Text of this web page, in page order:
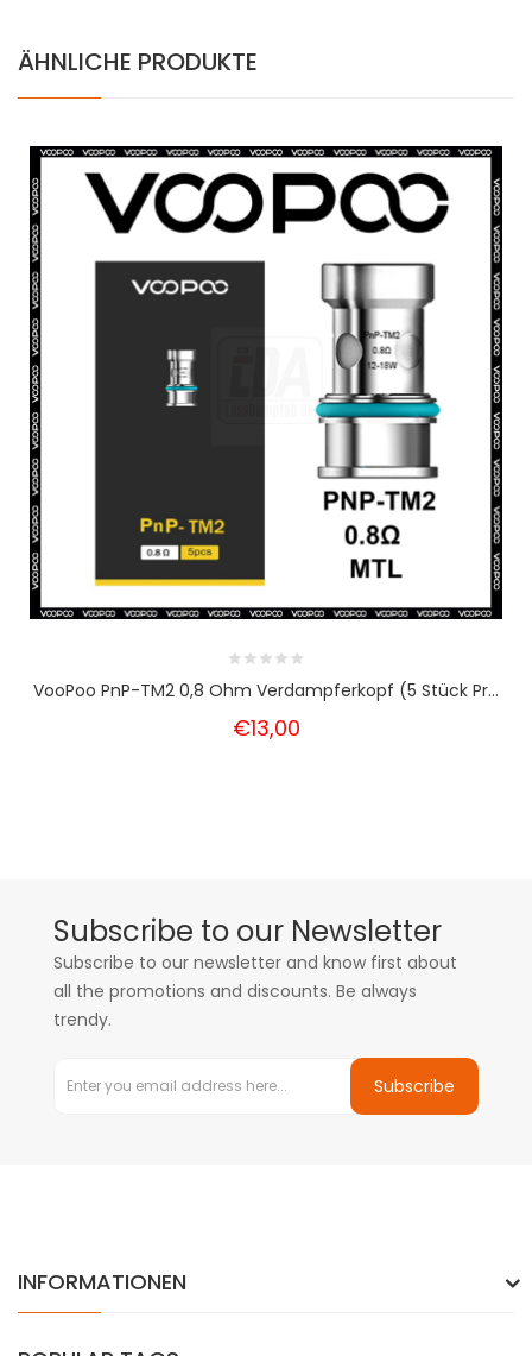
ÄHNLICHE PRODUKTE
VooPoo PnP-TM2 0,8 Ohm Verdampferkopf (5 Stück Pr...
€13,00
Subscribe to our Newsletter
Subscribe to our newsletter and know first about
all the promotions and discounts. Be always
trendy.
Subscribe
INFORMATIONEN